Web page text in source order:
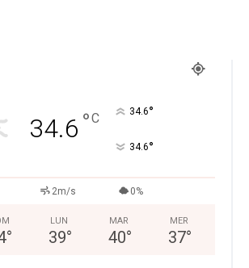
34.6 °C 34.6°
34.6°
2m/s 0%
°
LUN
39°
MAR
40°
MER
37°